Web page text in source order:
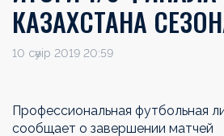
КАЗАХСТАНА
10 сәуір 2019 20:59
Профессиональная футбольная
сообщает о завершении матчей